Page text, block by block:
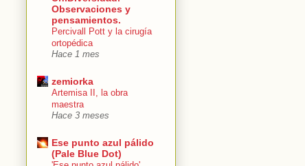
Observaciones y
pensamientos.
Percivall Pott y la cirugía
ortopédica
Hace 1 mes
zemiorka
Artemisa II, la obra
maestra
Hace 3 meses
Ese punto azul pálido
(Pale Blue Dot)